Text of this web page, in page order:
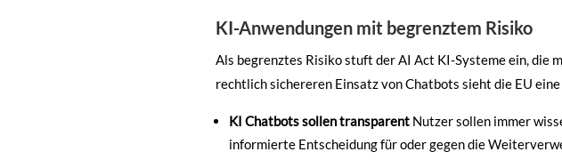
KI-Anwendungen mit begrenztem Risiko
Als begrenztes Risiko stuft der AI Act KI-Systeme ein, die
rechtlich sichereren Einsatz von Chatbots sieht die EU
KI Chatbots sollentransparentNutzer sollen immer
informierte Entscheidung für oder gegen die